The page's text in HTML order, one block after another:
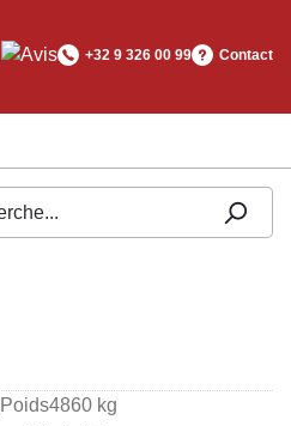
+32 9 326 00 99 Contact
Poids4860 kg